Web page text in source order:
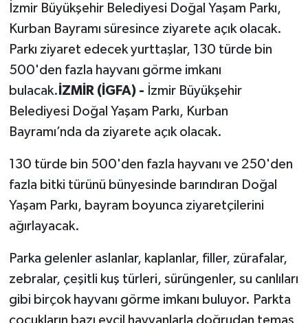
İzmir Büyükşehir Belediyesi Doğal Yaşam Parkı,
Kurban Bayramı süresince ziyarete açık olacak.
Parkı ziyaret edecek yurttaşlar, 130 türde bin
500'den fazla hayvanı görme imkanı
bulacak. İZMİR (İGFA) - İzmir Büyükşehir
Belediyesi Doğal Yaşam Parkı, Kurban
Bayramı’nda da ziyarete açık olacak.
130 türde bin 500'den fazla hayvanı ve 250'den
fazla bitki türünü bünyesinde barındıran Doğal
Yaşam Parkı, bayram boyunca ziyaretçilerini
ağırlayacak.
Parka gelenler aslanlar, kaplanlar, filler, zürafalar,
zebralar, çeşitli kuş türleri, sürüngenler, su canlıları
gibi birçok hayvanı görme imkanı buluyor. Parkta